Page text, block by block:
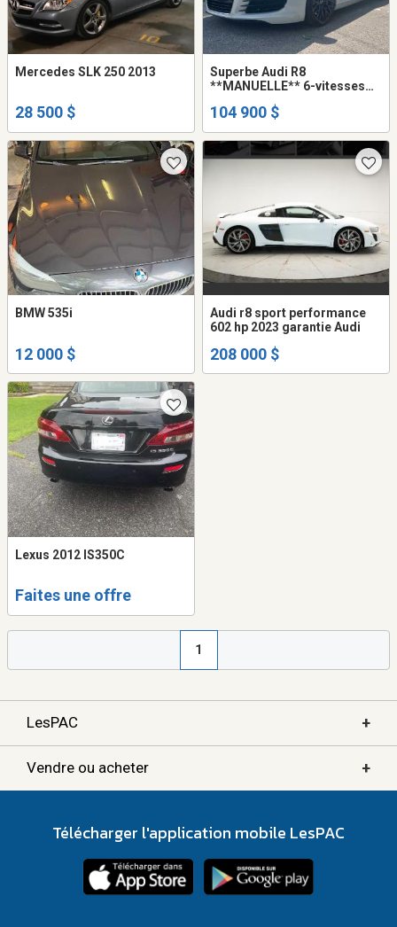
Mercedes SLK 250 2013
28 500 $
Superbe Audi R8
**MANUELLE** 6-vitesses
104 900 $
BMW 535i
12 000 $
Audi r8 sport performance
602 hp 2023 garantie Audi
208 000 $
Lexus 2012 IS350C
Faites une offre
1
LesPAC +
Vendre ou acheter +
Télécharger l'application mobile LesPAC